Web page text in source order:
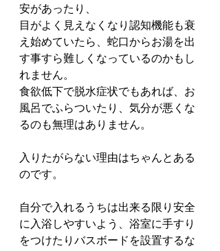
安があったり、
目がよく見えなくなり認知機能も衰
え始めていたら、蛇口からお湯を出
す事すら難しくなっているのかもし
れません。
食欲低下で脱水症状でもあれば、お
風呂でふらついたり、気分が悪くな
るのも無理はありません。
入りたがらない理由はちゃんとある
のです。
自分で入れるうちは出来る限り安全
に入浴しやすいよう、浴室に手すり
をつけたりバスボードを設置するな